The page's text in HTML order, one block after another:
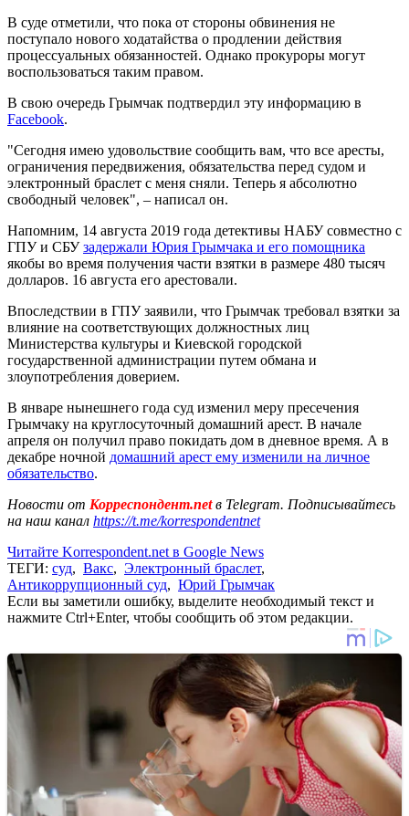
В суде отметили, что пока от стороны обвинения не
поступало нового ходатайства о продлении действия
процессуальных обязанностей. Однако прокуроры могут
воспользоваться таким правом.
В свою очередь Грымчак подтвердил эту информацию в
Facebook.
"Сегодня имею удовольствие сообщить вам, что все аресты,
ограничения передвижения, обязательства перед судом и
электронный браслет с меня сняли. Теперь я абсолютно
свободный человек", – написал он.
Напомним, 14 августа 2019 года детективы НАБУ совместно с
ГПУ и СБУзадержали Юрия Грымчака и его помощника
якобы во время получения части взятки в размере 480 тысяч
долларов. 16 августа его арестовали.
Впоследствии в ГПУ заявили, что Грымчак требовал взятки за
влияние на соответствующих должностных лиц
Министерства культуры и Киевской городской
государственной администрации путем обмана и
злоупотребления доверием.
В январе нынешнего года суд изменил меру пресечения
Грымчаку на круглосуточный домашний арест. В начале
апреля он получил право покидать дом в дневное время. А в
декабре ночной домашний арест ему изменили на личное
обязательство.
Новости от Корреспондент.netв Telegram. Подписывайтесь
на наш канал https://t.me/korrespondentnet
Читайте Korrespondent.net в Google News
ТЕГИ: суд, Вакс, Электронный браслет,
Антикоррупционный суд, Юрий Грымчак
Если вы заметили ошибку, выделите необходимый текст и
нажмите Ctrl+Enter, чтобы сообщить об этом редакции.